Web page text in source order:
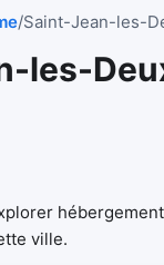
/Saint-Jean-les-
les-
ville.